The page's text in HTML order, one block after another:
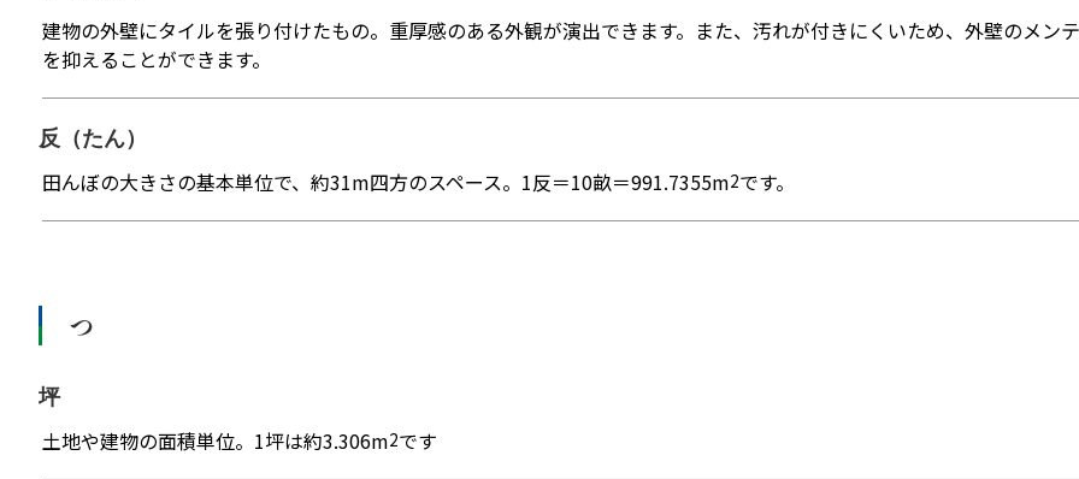
建物の外壁にタイルを張り付けたもの。重厚感のある外観が演出できます。また、汚れが付きにくいため、外壁のメン
を抑えることができます。
反（たん）
田んぼの大きさの基本単位で、約31m四方のスペース。1反＝10畝＝991.7355m2です。
つ
坪
土地や建物の面積単位。1坪は約3.306m2です